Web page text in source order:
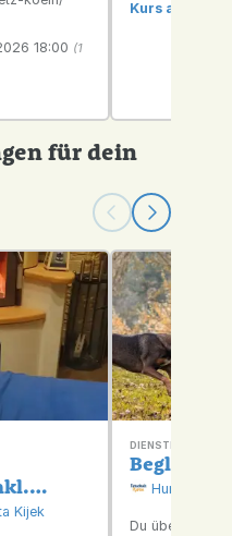
18:00 (1
Kurs ansehen
für dein
Kijek
DIENSTLEISTUNG
Du überlegst,